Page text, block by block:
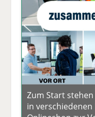
Zum Start
in